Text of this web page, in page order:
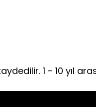
1 - 10 yıl